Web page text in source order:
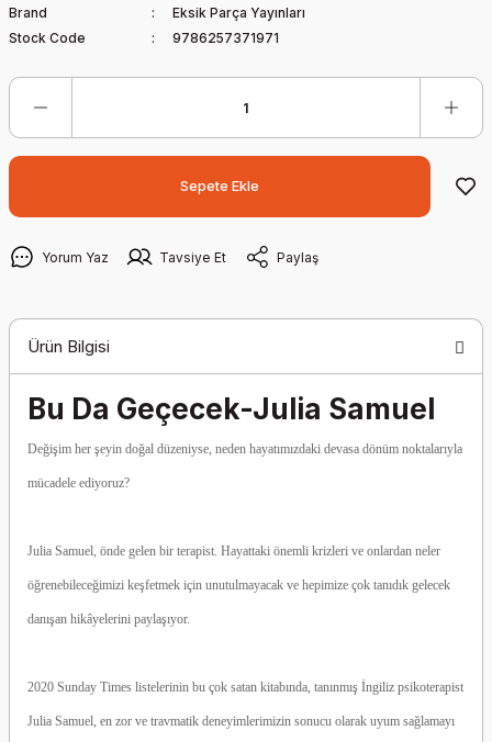
Brand
Eksik Parça Yayınları
Stock Code
9786257371971
Sepete Ekle
Yorum Yaz Tavsiye Et Paylaş
Ürün Bilgisi
Bu Da Geçecek-Julia Samuel
Değişim her şeyin doğal düzeniyse, neden hayatımızdaki devasa dönüm noktalarıyla
mücadele ediyoruz?
Julia Samuel, önde gelen bir terapist. Hayattaki önemli krizleri ve onlardan neler
öğrenebileceğimizi keşfetmek için unutulmayacak ve hepimize çok tanıdık gelecek
danışan hikâyelerini paylaşıyor.
2020 Sunday Times listelerinin bu çok satan kitabında, tanınmış İngiliz psikoterapist
Julia Samuel, en zor ve travmatik deneyimlerimizin sonucu olarak uyum sağlamayı